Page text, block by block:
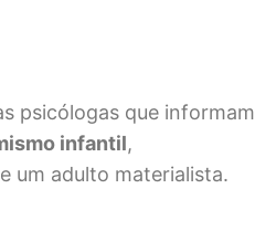
psicólogas que informam
infantil,
um adulto materialista.